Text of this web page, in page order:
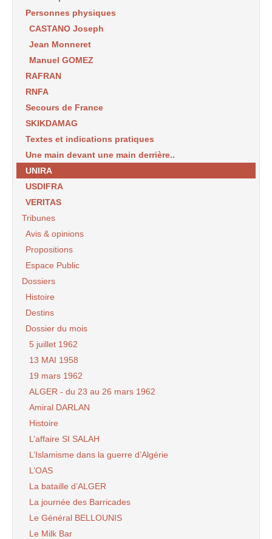
Personnes physiques
CASTANO Joseph
Jean Monneret
Manuel GOMEZ
RAFRAN
RNFA
Secours de France
SKIKDAMAG
Textes et indications pratiques
Une main devant une main derrière..
UNIRA
USDIFRA
VERITAS
Tribunes
Avis & opinions
Propositions
Espace Public
Dossiers
Histoire
Destins
Dossier du mois
5 juillet 1962
13 MAI 1958
19 mars 1962
ALGER - du 23 au 26 mars 1962
Amiral DARLAN
Histoire
L’affaire SI SALAH
L’Islamisme dans la guerre d’Algérie
L’OAS
La bataille d’ALGER
La journée des Barricades
Le Général BELLOUNIS
Le Milk Bar